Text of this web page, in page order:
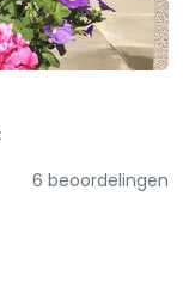
6 beoordelingen